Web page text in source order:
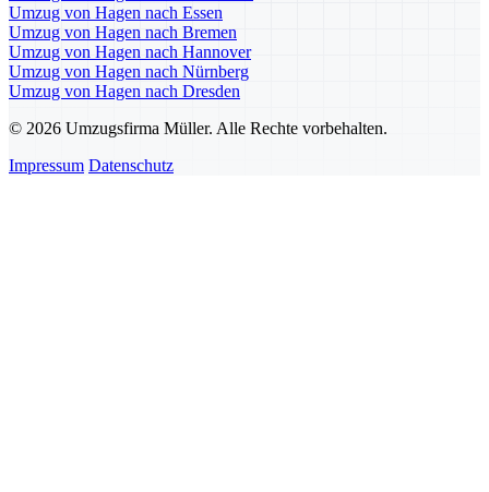
Umzug von Hagen nach Essen
Umzug von Hagen nach Bremen
Umzug von Hagen nach Hannover
Umzug von Hagen nach Nürnberg
Umzug von Hagen nach Dresden
© 2026 Umzugsfirma Müller. Alle Rechte vorbehalten.
Impressum Datenschutz